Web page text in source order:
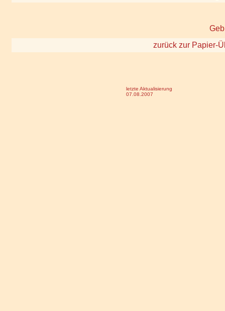
zurück zur Papier-
letzte Aktualisierung
07.08.2007